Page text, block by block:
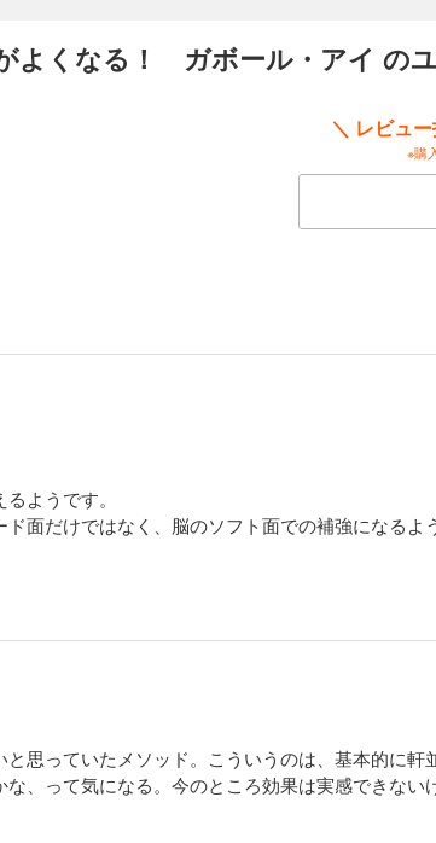
決するために作られました。
できますから、楽しく続けられます。
る人が限られるような特殊なトレーニングは一切ありませ
じめ、世界トップクラスの研究機関で
の両方とも0.2ずつアップ」（70代・男性）
プして1.0に！」（50代・女性）
よくなる！ ガボール・アイ の
＼ レビュ
※購
ようです。
面だけではなく、脳のソフト面での補強になるよ
思っていたメソッド。こういうのは、基本的に
、って気になる。今のところ効果は実感できな